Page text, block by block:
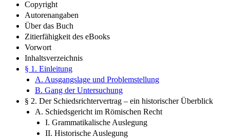
Autorenangaben
Über das Buch
Zitierfähigkeit des eBooks
Vorwort
Inhaltsverzeichnis
§ 1. Einleitung
A. Ausgangslage und Problemstellung
B. Gang der Untersuchung
§ 2. Der Schiedsrichtervertrag – ein historischer Überblick
A. Schiedsgericht im Römischen Recht
I. Grammatikalische Auslegung
II. Historische Auslegung
III. Systematische Auslegung